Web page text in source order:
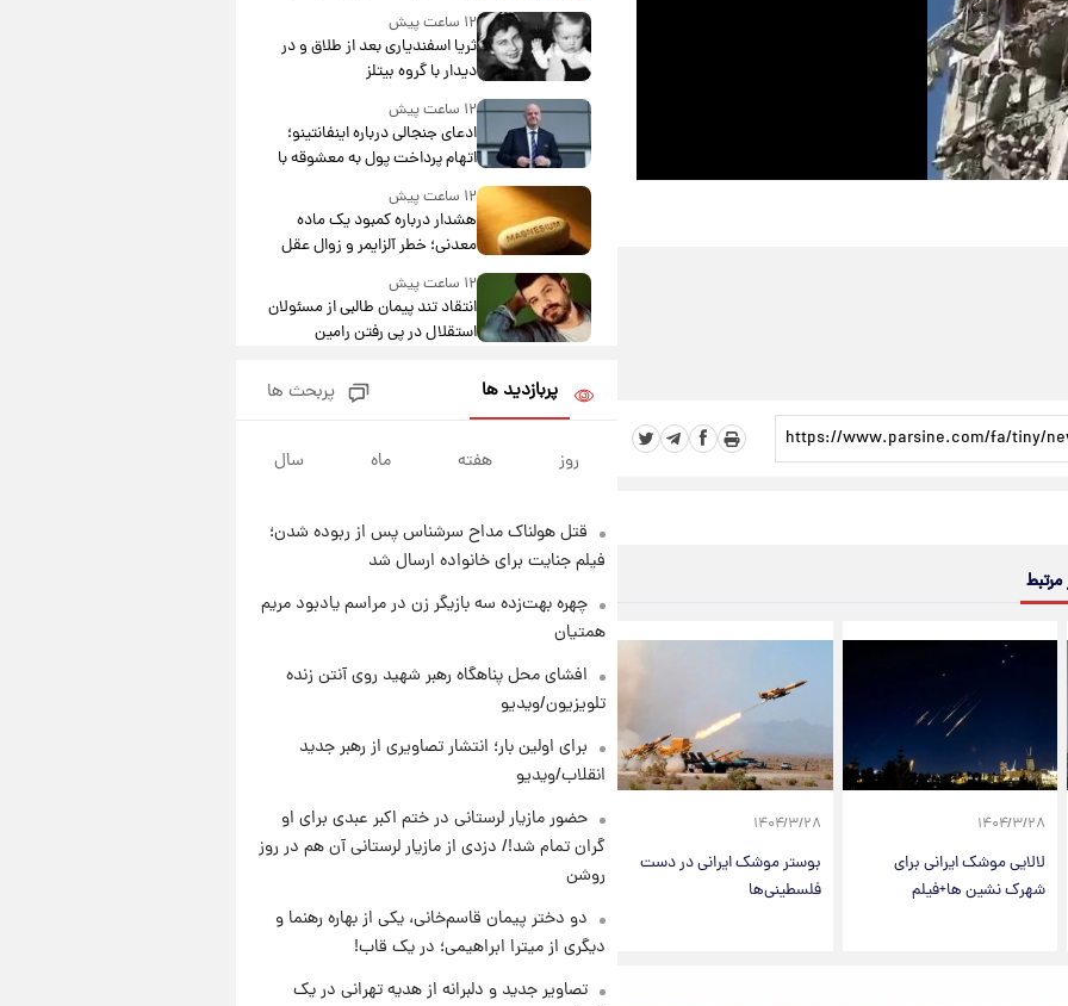
Video
مرتبط
۱۴۰۴/۳/۲۸
لالایی موشک ایرانی برای
شهرک نشین ها+فیلم
۱۴۰۴/۳/۲۸
بوستر موشک ایرانی در دست
فلسطینی‌ها
۱۲ ساعت پیش
ثریا اسفندیاری بعد از طلاق و در
دیدار با گروه بیتلز
۱۲ ساعت پیش
ادعای جنجالی درباره اینفانتینو؛
اتهام پرداخت پول به معشوقه با
درآمد یوفا
۱۲ ساعت پیش
هشدار درباره کمبود یک ماده
معدنی؛ خطر آلزایمر و زوال عقل
افزایش می‌یابد؟
۱۲ ساعت پیش
انتقاد تند پیمان طالبی از مسئولان
استقلال در پی رفتن رامین
قیمت گوشت گوساله و گوسفند
امروز شنبه ۱۷ مرداد ۱۴۰۵ +جدول
۱۳ ساعت پیش
۱۴ ساعت پیش
مرداد ۱۴۰۵ +جدول
سایپا امروز شنبه ۱۷ مرداد ۱۴۰۵
پربازدید ها پربحث ها
روز هفته ماه سال
قتل هولناک مداح سرشناس پس از ربوده شدن؛
فیلم جنایت برای خانواده ارسال شد
چهره بهت‌زده سه بازیگر زن در مراسم یادبود مریم
همتیان
افشای محل پناهگاه‌ رهبر شهید روی آنتن زنده
تلویزیون/ویدیو
برای اولین بار؛ انتشار تصاویری از رهبر جدید
انقلاب/ویدیو
حضور مازیار لرستانی در ختم اکبر عبدی برای او
گران تمام شد!/ دزدی از مازیار لرستانی آن هم در روز
روشن
دو دختر پیمان قاسم‌خانی، یکی از بهاره رهنما و
دیگری از میترا ابراهیمی؛ در یک قاب!
تصاویر جدید و دلبرانه از هدیه تهرانی در یک